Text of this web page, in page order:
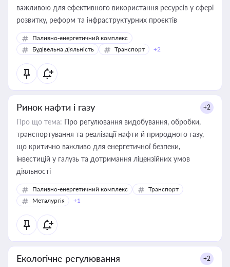
важливою для ефективного використання ресурсів у сфері
розвитку, реформ та інфраструктурних проєктів
Паливно-енергетичний комплекс
Будівельна діяльність
Транспорт +2
Ринок нафти і газу +2
Про що тема: Про регулювання видобування, обробки,
транспортування та реалізації нафти й природного газу,
що критично важливо для енергетичної безпеки,
інвестицій у галузь та дотримання ліцензійних умов
діяльності
Паливно-енергетичний комплекс
Транспорт
Металургія
+1
Екологічне регулювання +2